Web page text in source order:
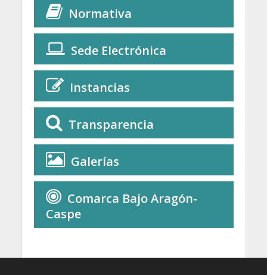
Normativa
Sede Electrónica
Instancias
Transparencia
Galerías
Comarca Bajo Aragón-
Caspe